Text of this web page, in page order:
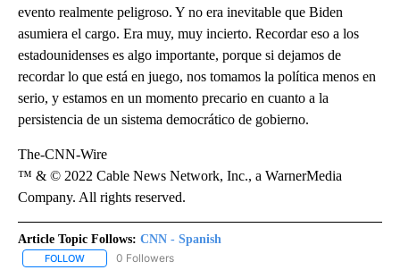
evento realmente peligroso. Y no era inevitable que Biden
asumiera el cargo. Era muy, muy incierto. Recordar eso a los
estadounidenses es algo importante, porque si dejamos de
recordar lo que está en juego, nos tomamos la política menos en
serio, y estamos en un momento precario en cuanto a la
persistencia de un sistema democrático de gobierno.
The-CNN-Wire
™ & © 2022 Cable News Network, Inc., a WarnerMedia
Company. All rights reserved.
Article Topic Follows: CNN - Spanish
FOLLOW FOLLOW "CNN - SPANISH" TO RECEIVE NOTIFICATIONS ABOUT
0 Followers